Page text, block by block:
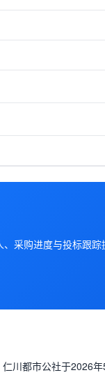
采购进度与投标跟踪
川都市公社于2026